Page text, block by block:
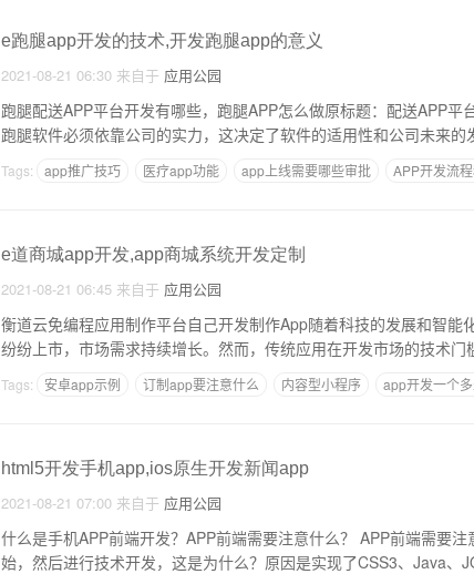
e跑腿app开发的技术,开发跑腿app的意义
2021-08-21 06:30 来自于 应用公园
跑腿配送APP平台开发有哪些，跑腿APP怎么做原标题：配送APP平台
跑腿软件必须依靠公司的实力，这决定了软件的适用性和公司未来
Tags: app推广技巧 医疗app功能 app上线需要哪些审批 APP开发流
e道商城app开发,app商城系统开发定制
2021-08-21 06:45 来自于 应用公园
衡道云免编程应用制作平台自己开发制作App随着科技的发展和智
纷纷上市，市场需求持续增长。然而，传统应用在开发市场的技术
Tags: 安卓app示例 订制app要注意什么 内容型小程序 app开发一个
html5开发手机app,ios原生开发新闻app
2021-08-21 07:00 来自于 应用公园
什么是手机APP前端开发？APP前端需要注意什么？ APP前端需要
始，然后进行技术开发，这是为什么？原因是实现了CSS3、Java、